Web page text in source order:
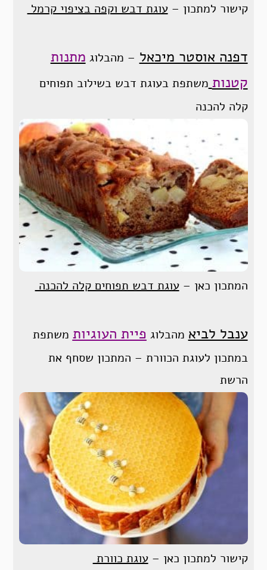
קישור למתכון –עוגת דבש וקפה בציפוי קרמל
דפנה אוסטר מיכאל – מהבלוג מתנות
קטנות משתפת בעוגת דבש בשילוב תפוחים
קלה להכנה
המתכון כאן –עוגת דבש תפוחים קלה להכנה
ענבל לביא מהבלוג פיית העוגיות משתפת
במתכון לעוגת הכוורת – המתכון שסחף את
הרשת
קישור למתכון כאן –עוגת כוורת